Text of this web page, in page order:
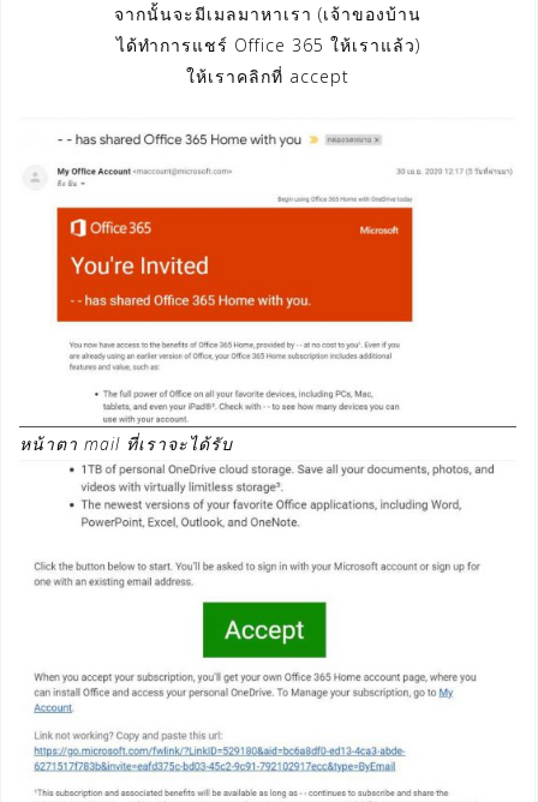
จากนั้นจะมีเมลมาหาเรา (เจ้าของบ้าน
ได้ทำการแชร์ Office 365 ให้เราแล้ว)
ให้เราคลิกที่ accept
หน้าตา mail ที่เราจะได้รับ